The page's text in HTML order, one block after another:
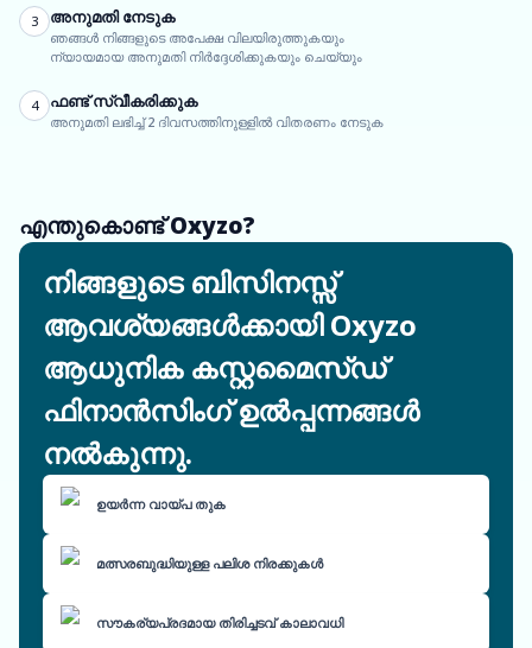
3 അനുമതി നേടുക
ഞങ്ങൾ നിങ്ങളുടെ അപേക്ഷ വിലയിരുത്തുകയും
ന്യായമായ അനുമതി നിർദ്ദേശിക്കുകയും ചെയ്യും
4 ഫണ്ട് സ്വീകരിക്കുക
അനുമതി ലഭിച്ച് 2 ദിവസത്തിനുള്ളിൽ വിതരണം നേടുക
എന്തുകൊണ്ട് Oxyzo?
നിങ്ങളുടെ ബിസിനസ്സ്
ആവശ്യങ്ങൾക്കായി Oxyzo
ആധുനിക കസ്റ്റമൈസ്ഡ്
ഫിനാൻസിംഗ് ഉൽപ്പന്നങ്ങൾ
നൽകുന്നു.
ഉയർന്ന വായ്പ തുക
മത്സരബുദ്ധിയുള്ള പലിശ നിരക്കുകൾ
സൗകര്യപ്രദമായ തിരിച്ചടവ് കാലാവധി